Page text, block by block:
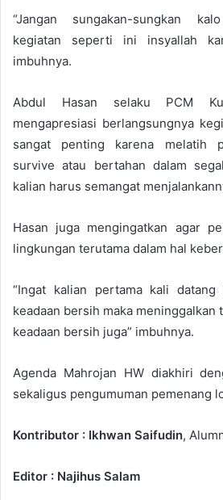
“Jangan sungakan-sungkan
kegiatan seperti ini insyallah
imbuhnya.
Abdul Hasan selaku PCM
mengapresiasi berlangsungnya
sangat penting karena melatih
survive atau bertahan dalam
kalian harus semangat
Hasan juga mengingatkan agar
lingkungan terutama dalam hal
“Ingat kalian pertama kali
keadaan bersih maka meninggalkan
keadaan bersih juga” imbuhnya.
Agenda Mahrojan HW diakhiri
sekaligus pengumuman pemenang
Kontributor : Ikhwan Saifudin,
Editor : Najihus Salam